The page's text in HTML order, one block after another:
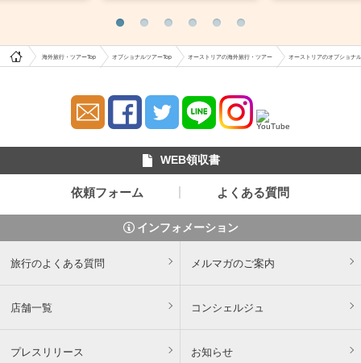
海外旅行・ツアーTop オプショナルツアーTop オーストリアの海外旅行・ツアー オーストリアのオプショナ
WEB領収書
依頼フォーム よくある質問
インフォメーション
旅行のよくある質問 メルマガのご案内
店舗一覧 コンシェルジュ
プレスリリース お知らせ